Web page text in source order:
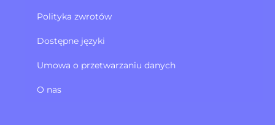
Polityka zwrotów​
Dostępne języki
Umowa o przetwarzaniu danych
O nas